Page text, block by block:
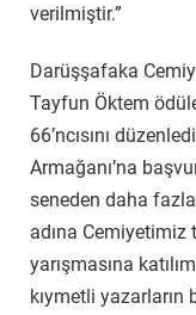
verilmiştir.”
Darüşşafaka
Tayfun Öktem
66’ncısını
Armağanı’na
seneden daha
adına Cemiyetimiz
yarışmasına
kıymetli